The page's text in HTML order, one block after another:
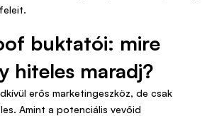
buktatói: mire
hiteles maradj?
erős marketingeszköz, de csak
Amint a potenciális vevőid